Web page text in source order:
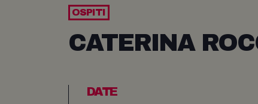
OSPITI
CATERINA
DATE